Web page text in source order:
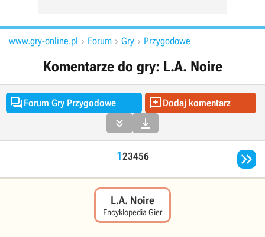
www.gry-online.pl  Forum  Gry  Przygodowe
Komentarze do gry: L.A. Noire
Forum Gry Przygodowe Dodaj komentarz
 
123456 
L.A. Noire
Encyklopedia Gier